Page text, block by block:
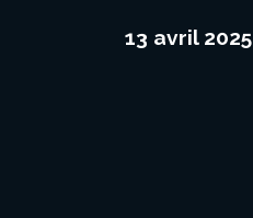
13 avril 2025